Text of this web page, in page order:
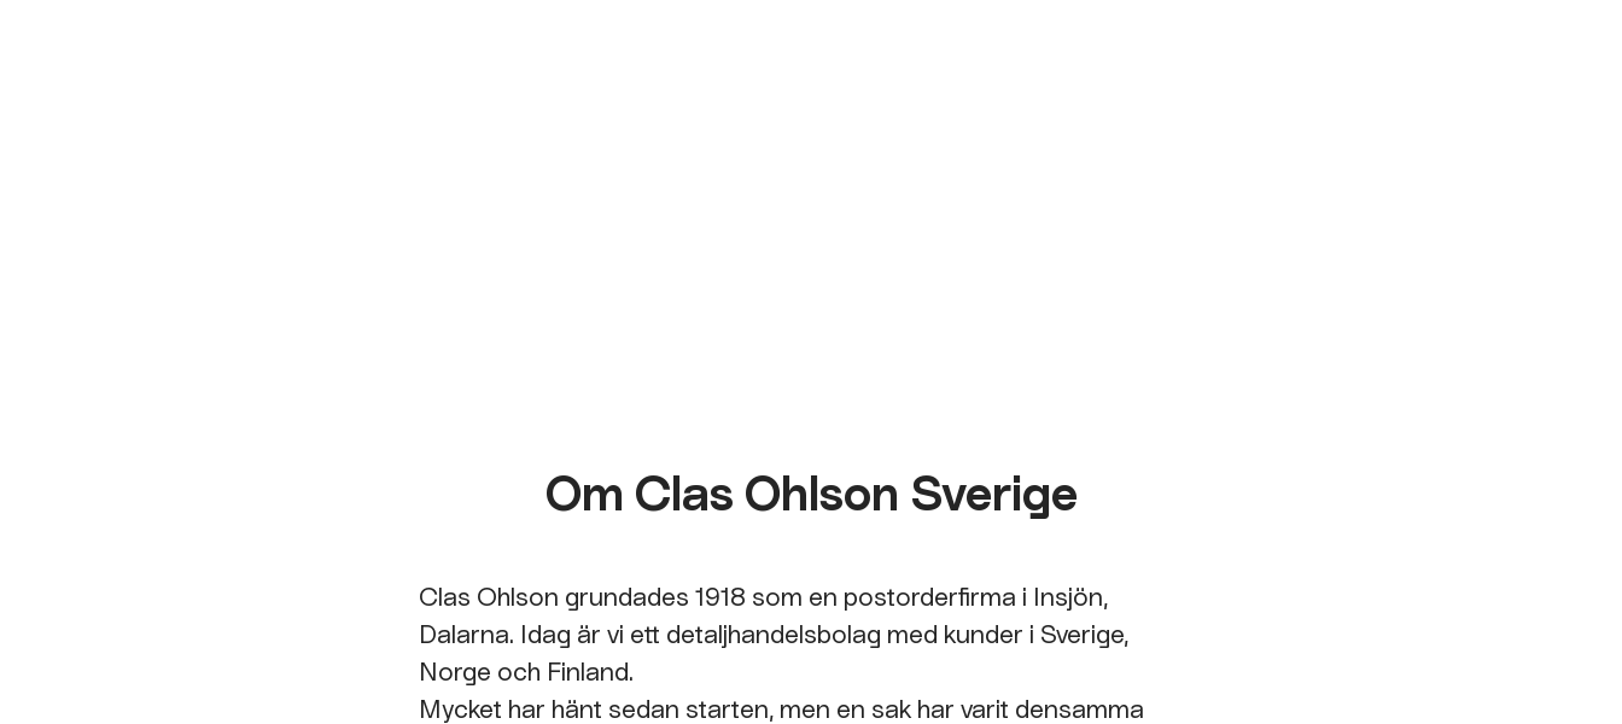
Om Clas Ohlson Sverige
Clas Ohlson grundades 1918 som en postorderfirma i Insjön,
Dalarna. Idag är vi ett detaljhandelsbolag med kunder i Sverige,
Norge och Finland.
Mycket har hänt sedan starten, men en sak har varit densamma